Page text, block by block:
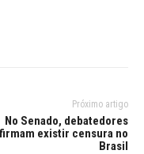
Próximo artigo
No Senado, debatedores
existir censura no
Brasil